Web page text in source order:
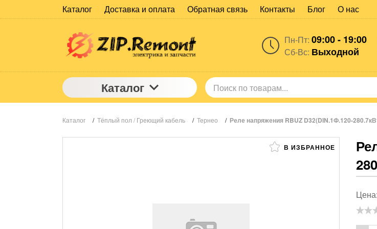
Каталог Доставка и оплата Обратная связь Контакты Блог О нас
Пн-Пт: 09:00 - 19:00
Сб-Вс: Выходной
Каталог
Каталог / Тёплый пол / Греющий кабель / Тернео / Реле напряжения RBUZ D32(DIN.1Ф.120-
В ИЗБРАННОЕ
Цена: